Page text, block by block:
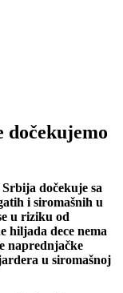
dočekujemo
dočekuje sa
i siromašnih u
u riziku od
hiljada dece nema
naprednjačke
u siromašnoj